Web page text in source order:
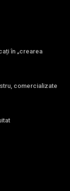
în „crearea
comercializate